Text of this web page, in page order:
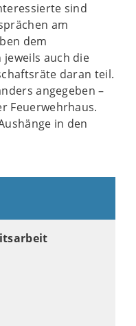
sind
am
dem
auch die
daran teil.
angegeben –
Feuerwehrhaus.
in den